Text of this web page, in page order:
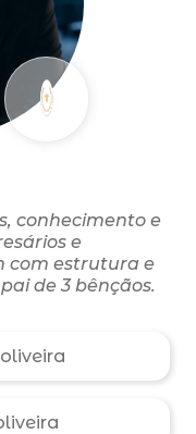
conhecimento e
e
com estrutura e
de 3 bênçãos.